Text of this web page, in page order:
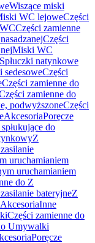
Wiszące miski
WC lejoweCzęści
Części zamienne
Części
Miski WC
Spłuczki natynkowe
sedesoweCzęści
Części zamienne do
zamienne do
podwyższoneCzęści
AkcesoriaPoręcze
do
Z
uruchamianiem
uruchamianiem
do Z
bateryjneZ
AkcesoriaInne
Części zamienne do
Umywalki
Poręcze